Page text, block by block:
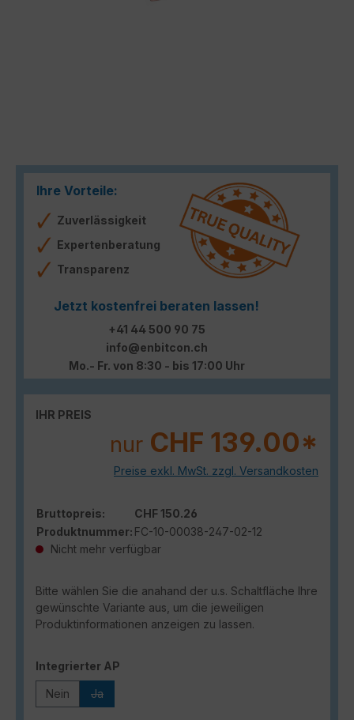
Ihre Vorteile:
Zuverlässigkeit
Expertenberatung
Transparenz
Jetzt kostenfrei beraten lassen!
+41 44 500 90 75
info@enbitcon.ch
Mo.- Fr. von 8:30 - bis 17:00 Uhr
IHR PREIS
nur CHF 139.00*
Preise exkl. MwSt. zzgl. Versandkosten
Bruttopreis:
CHF 150.26
Produktnummer: FC-10-00038-247-02-12
Nicht mehr verfügbar
Bitte wählen Sie die anahand der u.s. Schaltfläche Ihre
gewünschte Variante aus, um die jeweiligen
Produktinformationen anzeigen zu lassen.
Integrierter AP
Nein Ja